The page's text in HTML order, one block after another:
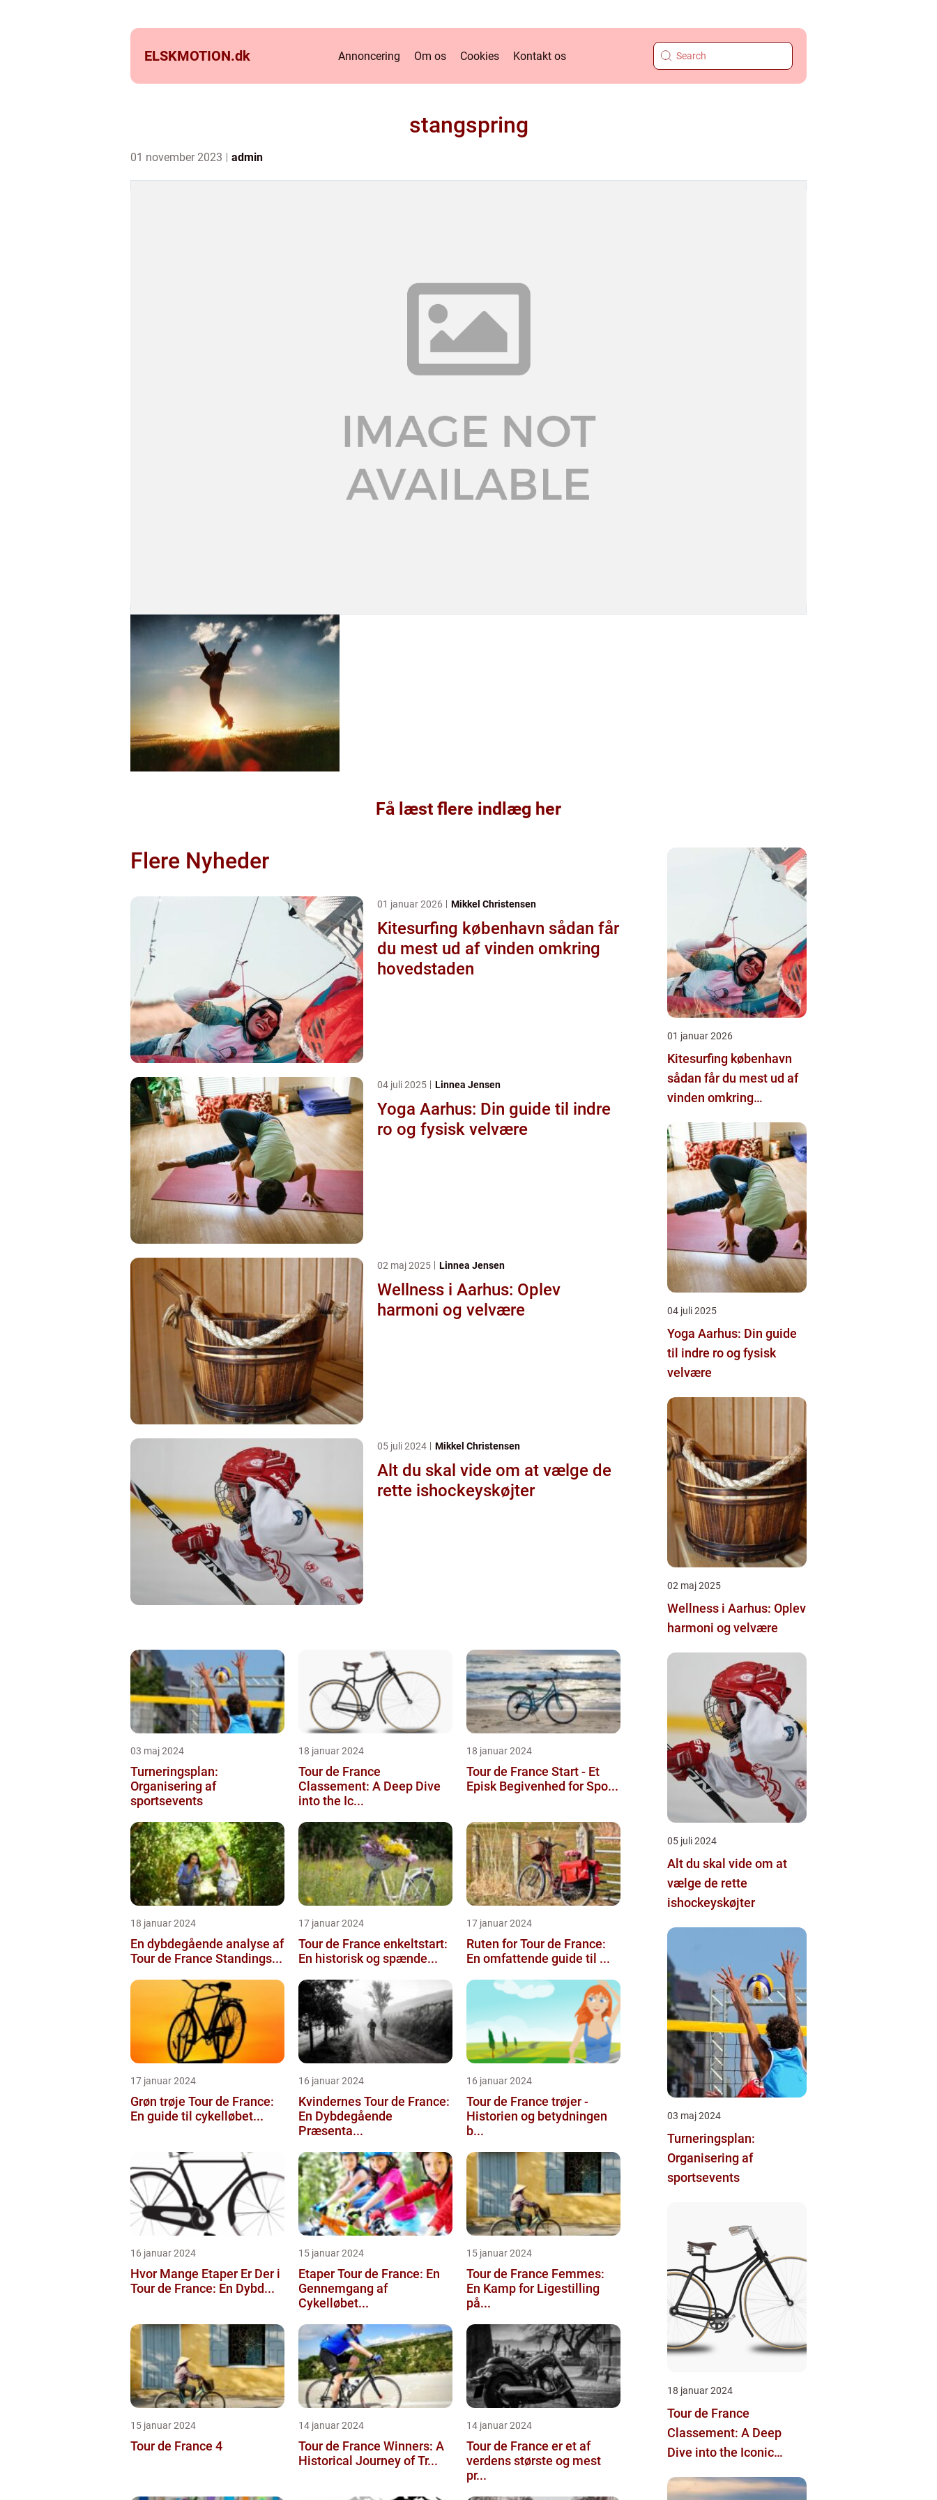
ELSKMOTION.dk Annoncering Om os Cookies Kontakt os
stangspring
01 november 2023 admin
Få læst flere indlæg her
Flere Nyheder
01 januar 2026 Mikkel Christensen
Kitesurfing københavn sådan får
du mest ud af vinden omkring
hovedstaden
04 juli 2025 Linnea Jensen
Yoga Aarhus: Din guide til indre
ro og fysisk velvære
02 maj 2025 Linnea Jensen
Wellness i Aarhus: Oplev
harmoni og velvære
05 juli 2024 Mikkel Christensen
Alt du skal vide om at vælge de
rette ishockeyskøjter
03 maj 2024
Turneringsplan:
Organisering af
sportsevents
18 januar 2024
Tour de France
Classement: A Deep Dive
into the Ic...
18 januar 2024
Tour de France Start - Et
Episk Begivenhed for Spo...
18 januar 2024
En dybdegående analyse af
Tour de France Standings...
17 januar 2024
Tour de France enkeltstart:
En historisk og spænde...
17 januar 2024
Ruten for Tour de France:
En omfattende guide til ...
17 januar 2024
Grøn trøje Tour de France:
En guide til cykelløbet...
16 januar 2024
Kvindernes Tour de France:
En Dybdegående
Præsenta...
16 januar 2024
Tour de France trøjer -
Historien og betydningen
b...
16 januar 2024
Hvor Mange Etaper Er Der i
Tour de France: En Dybd...
15 januar 2024
Etaper Tour de France: En
Gennemgang af
Cykelløbet...
15 januar 2024
Tour de France Femmes:
En Kamp for Ligestilling
på...
15 januar 2024
Tour de France 4
14 januar 2024
Tour de France Winners: A
Historical Journey of Tr...
14 januar 2024
Tour de France er et af
verdens største og mest
pr...
01 januar 2026
Kitesurfing københavn
sådan får du mest ud af
vinden omkring
04 juli 2025
Yoga Aarhus: Din guide
til indre ro og fysisk
velvære
02 maj 2025
Wellness i Aarhus: Oplev
harmoni og velvære
05 juli 2024
Alt du skal vide om at
vælge de rette
ishockeyskøjter
03 maj 2024
Turneringsplan:
Organisering af
sportsevents
18 januar 2024
Tour de France
Classement: A Deep
Dive into the Iconic